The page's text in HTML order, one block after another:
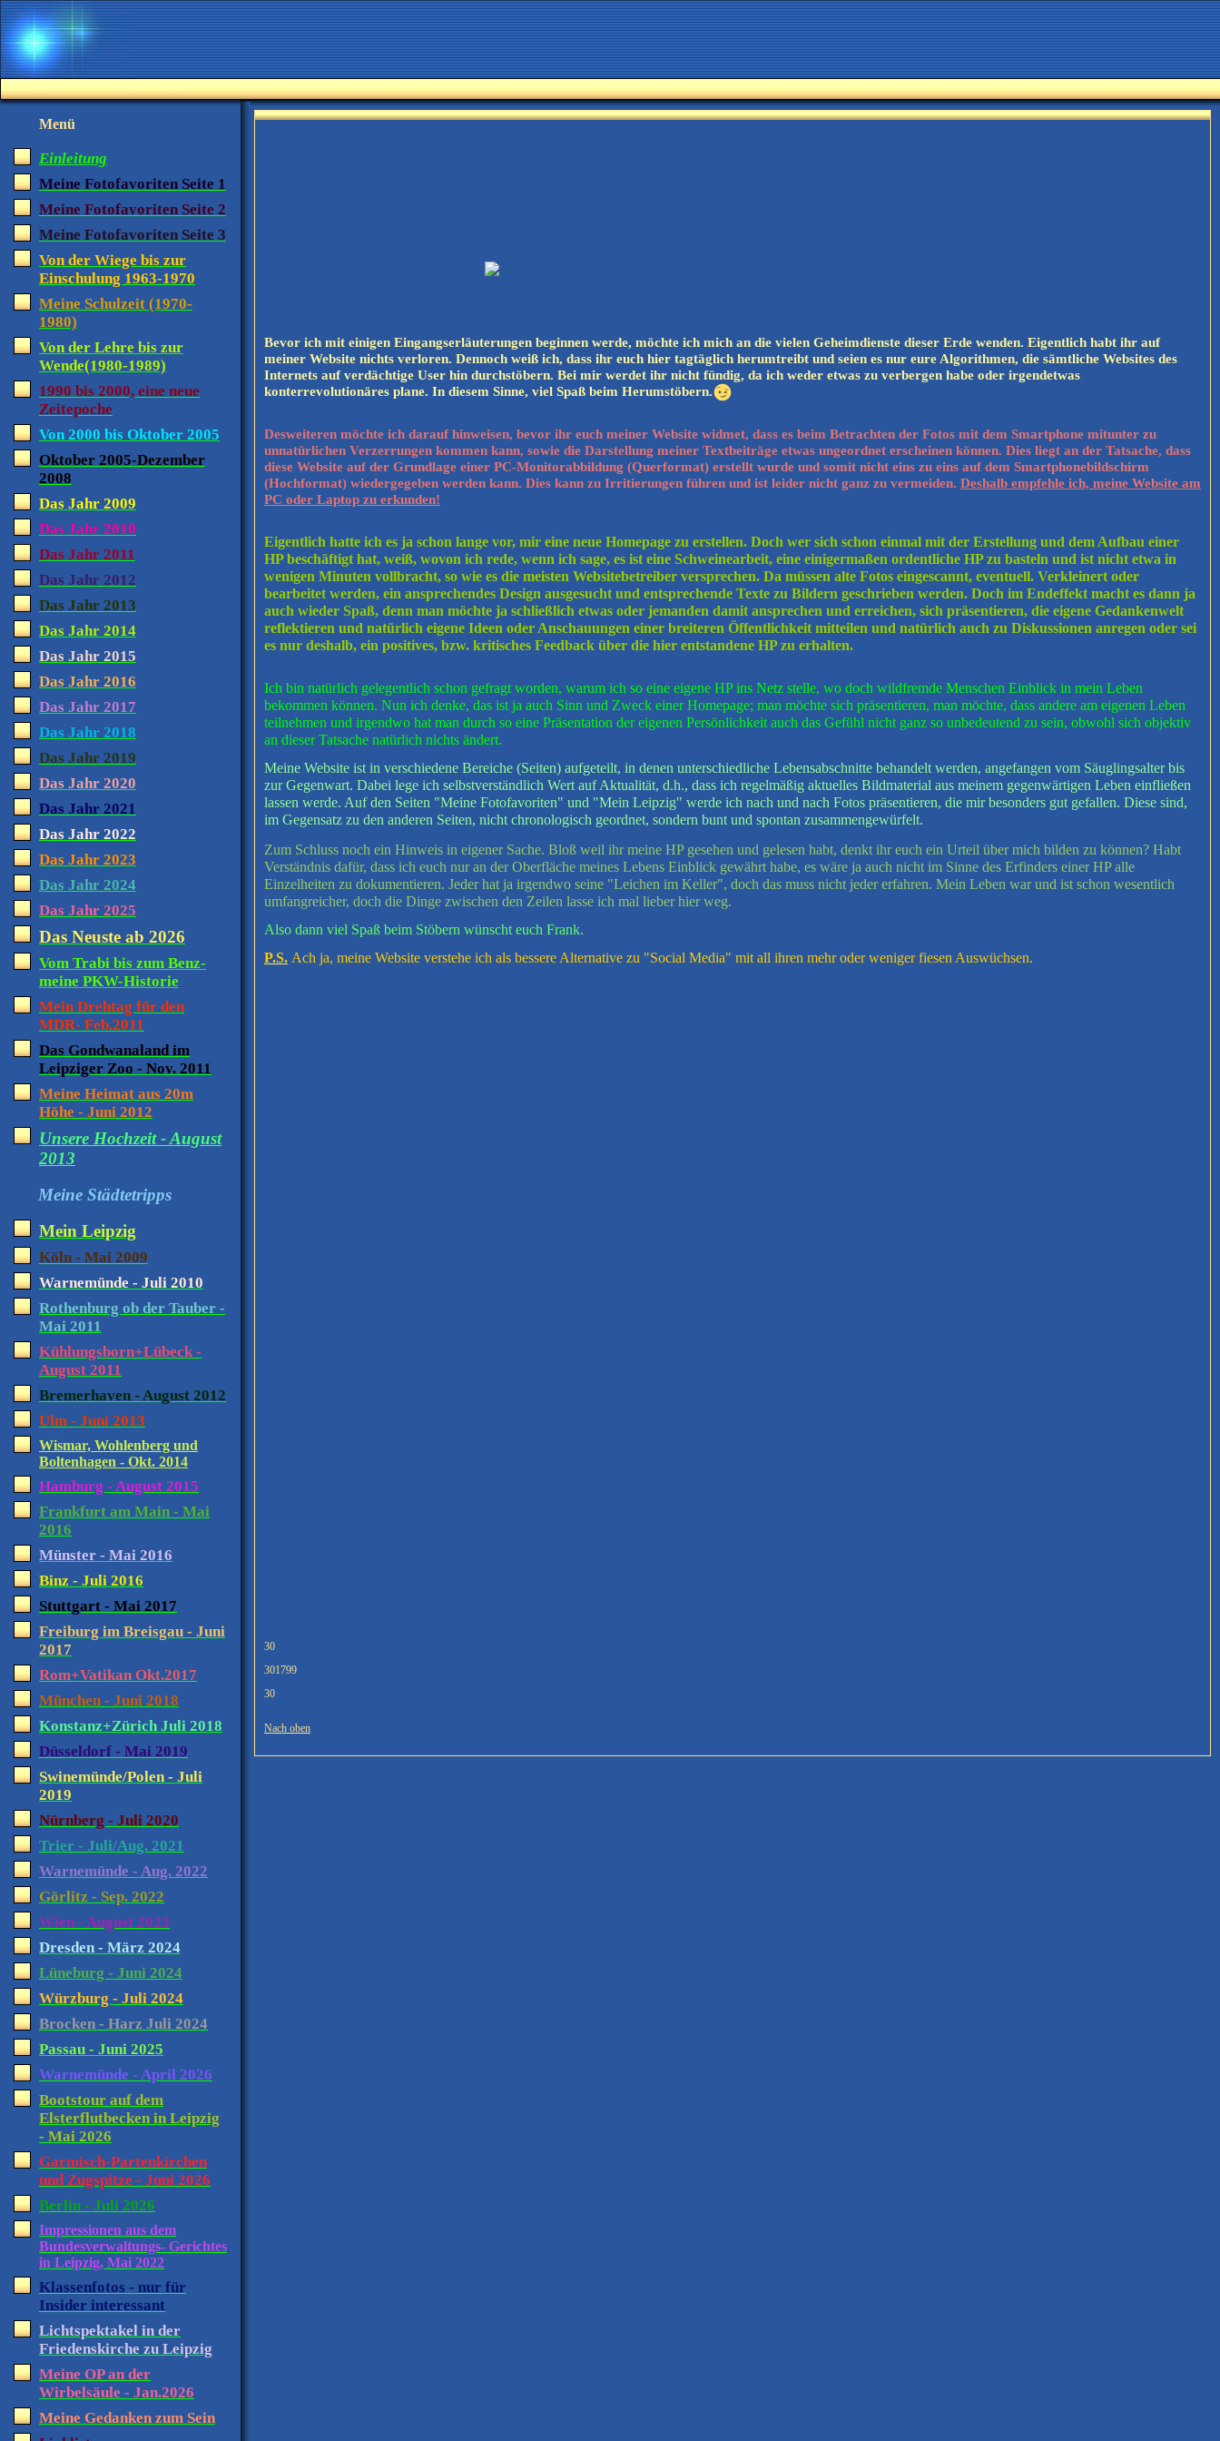
Menü
Einleitung
Meine Fotofavoriten Seite 1
Meine Fotofavoriten Seite 2
Meine Fotofavoriten Seite 3
Von der Wiege bis zur
Einschulung 1963-1970
Meine Schulzeit (1970-
1980)
Von der Lehre bis zur
Wende(1980-1989)
1990 bis 2000, eine neue
Zeitepoche
Von 2000 bis Oktober 2005
Oktober 2005-Dezember
2008
Das Jahr 2009
Das Jahr 2010
Das Jahr 2011
Das Jahr 2012
Das Jahr 2013
Das Jahr 2014
Das Jahr 2015
Das Jahr 2016
Das Jahr 2017
Das Jahr 2018
Das Jahr 2019
Das Jahr 2020
Das Jahr 2021
Das Jahr 2022
Das Jahr 2023
Das Jahr 2024
Das Jahr 2025
Das Neuste ab 2026
Vom Trabi bis zum Benz-
meine PKW-Historie
Mein Drehtag für den
MDR- Feb.2011
Das Gondwanaland im
Leipziger Zoo - Nov. 2011
Meine Heimat aus 20m
Höhe - Juni 2012
Unsere Hochzeit - August
2013
Meine Städtetripps
Mein Leipzig
Köln - Mai 2009
Warnemünde - Juli 2010
Rothenburg ob der Tauber -
Mai 2011
Kühlungsborn+Lübeck -
August 2011
Bremerhaven - August 2012
Ulm - Juni 2013
Wismar, Wohlenberg und
Boltenhagen - Okt. 2014
Hamburg - August 2015
Frankfurt am Main - Mai
2016
Münster - Mai 2016
Binz - Juli 2016
Stuttgart - Mai 2017
Freiburg im Breisgau - Juni
2017
Rom+Vatikan Okt.2017
München - Juni 2018
Konstanz+Zürich Juli 2018
Düsseldorf - Mai 2019
Swinemünde/Polen - Juli
2019
Nürnberg - Juli 2020
Trier - Juli/Aug. 2021
Warnemünde - Aug. 2022
Görlitz - Sep. 2022
Wien - August 2023
Dresden - März 2024
Lüneburg - Juni 2024
Würzburg - Juli 2024
Brocken - Harz Juli 2024
Passau - Juni 2025
Warnemünde - April 2026
Bootstour auf dem
Elsterflutbecken in Leipzig
- Mai 2026
Garmisch-Partenkirchen
und Zugspitze - Juni 2026
Berlin - Juli 2026
Impressionen aus dem
Bundesverwaltungs- Gerichtes
in Leipzig, Mai 2022
Klassenfotos - nur für
Insider interessant
Lichtspektakel in der
Friedenskirche zu Leipzig
Meine OP an der
Wirbelsäule - Jan.2026
Meine Gedanken zum Sein
Bevor ich mit einigen Eingangserläuterungen beginnen werde, möchte ich mich an die vielen Geheimdienste dieser Erde wenden. Eigentlich habt ihr auf
meiner Website nichts verloren. Dennoch weiß ich, dass ihr euch hier tagtäglich herumtreibt und seien es nur eure Algorithmen, die sämtliche Websites des
Internets auf verdächtige User hin durchstöbern. Bei mir werdet ihr nicht fündig, da ich weder etwas zu verbergen habe oder irgendetwas
konterrevolutionäres plane. In diesem Sinne, viel Spaß beim Herumstöbern.
Desweiteren möchte ich darauf hinweisen, bevor ihr euch meiner Website widmet, dass es beim Betrachten der Fotos mit dem Smartphone mitunter zu
unnatürlichen Verzerrungen kommen kann, sowie die Darstellung meiner Textbeiträge etwas ungeordnet erscheinen können. Dies liegt an der Tatsache, dass
diese Website auf der Grundlage einer PC-Monitorabbildung (Querformat) erstellt wurde und somit nicht eins zu eins auf dem Smartphonebildschirm
(Hochformat) wiedergegeben werden kann. Dies kann zu Irritierungen führen und ist leider nicht ganz zu vermeiden. Deshalb empfehle ich, meine Website am
PC oder Laptop zu erkunden!
Eigentlich hatte ich es ja schon lange vor, mir eine neue Homepage zu erstellen. Doch wer sich schon einmal mit der Erstellung und dem Aufbau einer
HP beschäftigt hat, weiß, wovon ich rede, wenn ich sage, es ist eine Schweinearbeit, eine einigermaßen ordentliche HP zu basteln und ist nicht etwa in
wenigen Minuten vollbracht, so wie es die meisten Websitebetreiber versprechen. Da müssen alte Fotos eingescannt, eventuell. Verkleinert oder
bearbeitet werden, ein ansprechendes Design ausgesucht und entsprechende Texte zu Bildern geschrieben werden. Doch im Endeffekt macht es dann ja
auch wieder Spaß, denn man möchte ja schließlich etwas oder jemanden damit ansprechen und erreichen, sich präsentieren, die eigene Gedankenwelt
reflektieren und natürlich eigene Ideen oder Anschauungen einer breiteren Öffentlichkeit mitteilen und natürlich auch zu Diskussionen anregen oder sei
es nur deshalb, ein positives, bzw. kritisches Feedback über die hier entstandene HP zu erhalten.
Ich bin natürlich gelegentlich schon gefragt worden, warum ich so eine eigene HP ins Netz stelle, wo doch wildfremde Menschen Einblick in mein Leben
bekommen können. Nun ich denke, das ist ja auch Sinn und Zweck einer Homepage; man möchte sich präsentieren, man möchte, dass andere am eigenen Leben
teilnehmen und irgendwo hat man durch so eine Präsentation der eigenen Persönlichkeit auch das Gefühl nicht ganz so unbedeutend zu sein, obwohl sich objektiv
an dieser Tatsache natürlich nichts ändert.
Meine Website ist in verschiedene Bereiche (Seiten) aufgeteilt, in denen unterschiedliche Lebensabschnitte behandelt werden, angefangen vom Säuglingsalter bis
zur Gegenwart. Dabei lege ich selbstverständlich Wert auf Aktualität, d.h., dass ich regelmäßig aktuelles Bildmaterial aus meinem gegenwärtigen Leben einfließen
lassen werde. Auf den Seiten "Meine Fotofavoriten" und "Mein Leipzig" werde ich nach und nach Fotos präsentieren, die mir besonders gut gefallen. Diese sind,
im Gegensatz zu den anderen Seiten, nicht chronologisch geordnet, sondern bunt und spontan zusammengewürfelt.
Zum Schluss noch ein Hinweis in eigener Sache. Bloß weil ihr meine HP gesehen und gelesen habt, denkt ihr euch ein Urteil über mich bilden zu können? Habt
Verständnis dafür, dass ich euch nur an der Oberfläche meines Lebens Einblick gewährt habe, es wäre ja auch nicht im Sinne des Erfinders einer HP alle
Einzelheiten zu dokumentieren. Jeder hat ja irgendwo seine "Leichen im Keller", doch das muss nicht jeder erfahren. Mein Leben war und ist schon wesentlich
umfangreicher, doch die Dinge zwischen den Zeilen lasse ich mal lieber hier weg.
Also dann viel Spaß beim Stöbern wünscht euch Frank.
P.S. Ach ja, meine Website verstehe ich als bessere Alternative zu "Social Media" mit all ihren mehr oder weniger fiesen Auswüchsen.
30
301799
30
Nach oben